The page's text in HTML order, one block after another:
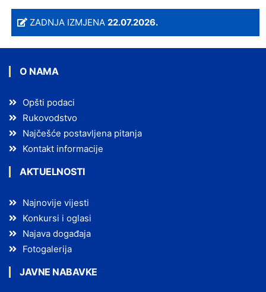
ZADNJA IZMJENA 22.07.2026.
O NAMA
Opšti podaci
Rukovodstvo
Najčešće postavljena pitanja
Kontakt informacije
AKTUELNOSTI
Najnovije vijesti
Konkursi i oglasi
Najava događaja
Fotogalerija
JAVNE NABAVKE